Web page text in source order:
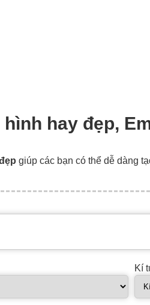
hình hay đẹp,
giúp các bạn có thể dễ dàng
Kí